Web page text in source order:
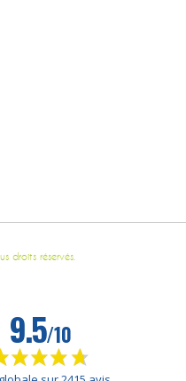
droits réservés.